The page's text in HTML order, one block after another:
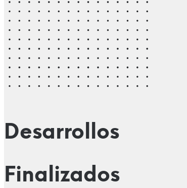
Desarrollos
Finalizados